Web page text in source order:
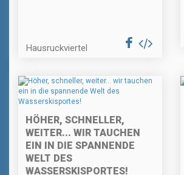
Hausruckviertel
HÖHER, SCHNELLER,
WEITER... WIR TAUCHEN
EIN IN DIE SPANNENDE
WELT DES
WASSERSKISPORTES!